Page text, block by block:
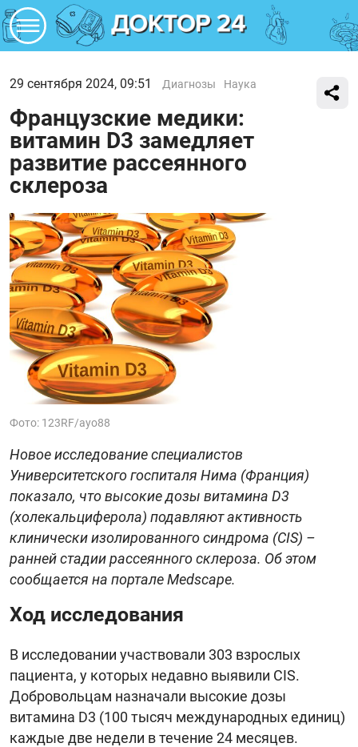
29 сентября 2024, 09:51 Диагнозы Наука
Французские медики:
витамин D3 замедляет
развитие рассеянного
склероза
Фото: 123RF/ayo88
Новое исследование специалистов
Университетского госпиталя Нима (Франция)
показало, что высокие дозы витамина D3
(холекальциферола) подавляют активность
клинически изолированного синдрома (CIS) –
ранней стадии рассеянного склероза. Об этом
сообщается на портале Medscape.
Ход исследования
В исследовании участвовали 303 взрослых
пациента, у которых недавно выявили CIS.
Добровольцам назначали высокие дозы
витамина D3 (100 тысяч международных единиц)
каждые две недели в течение 24 месяцев.